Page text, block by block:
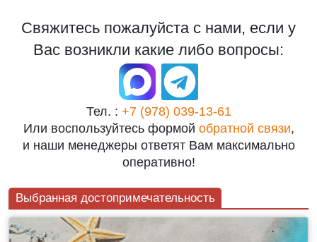
Свяжитесь пожалуйста с нами, если у
Вас возникли какие либо вопросы:
Тел. : +7 (978) 039-13-61
Или воспользуйтесь формой обратной связи,
и наши менеджеры ответят Вам максимально
оперативно!
Выбранная достопримечательность